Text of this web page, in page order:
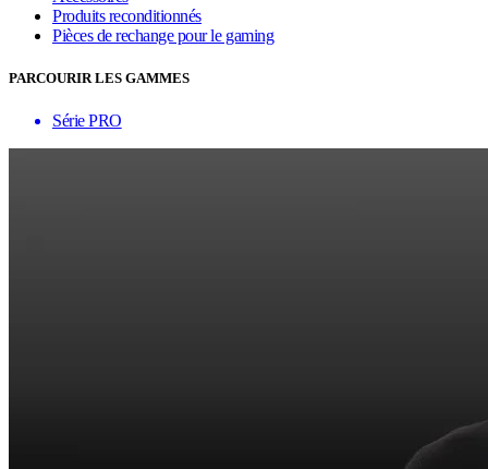
Produits reconditionnés
Pièces de rechange pour le gaming
PARCOURIR LES GAMMES
Série PRO